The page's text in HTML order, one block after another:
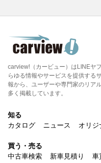
carview!（カービュー）はLINEヤ
らゆる情報やサービスを提供する
報から、ユーザーや専門家のリア
多く掲載しています。
知る
カタログ
ニュース オリジ
買う・売る
中古車検索
新車見積り 車